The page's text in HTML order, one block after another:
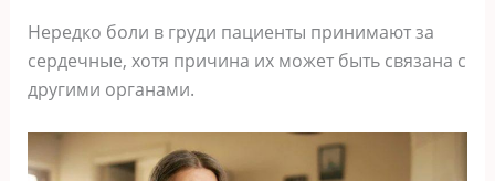
Нередко боли в груди пациенты принимают за
сердечные, хотя причина их может быть связана с
другими органами.